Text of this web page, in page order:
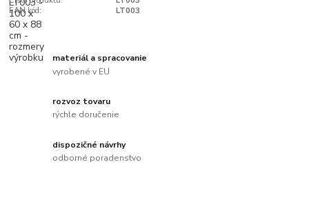
EAN kód:
LT003
materiál a spracovanie
vyrobené v EU
rozvoz tovaru
rýchle doručenie
dispozičné návrhy
odborné poradenstvo